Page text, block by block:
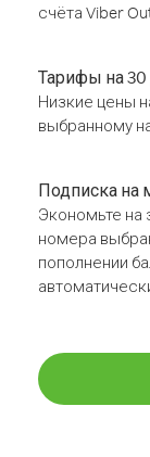
счёта Viber
Тарифы на
Низкие цены
выбранному
Подписка на
Экономьте на
номера
пополнении